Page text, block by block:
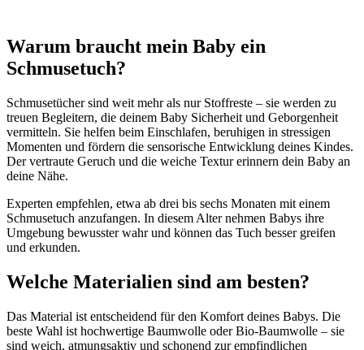
Warum braucht mein Baby ein
Schmusetuch?
Schmusetücher sind weit mehr als nur Stoffreste – sie werden zu
treuen Begleitern, die deinem Baby Sicherheit und Geborgenheit
vermitteln. Sie helfen beim Einschlafen, beruhigen in stressigen
Momenten und fördern die sensorische Entwicklung deines Kindes.
Der vertraute Geruch und die weiche Textur erinnern dein Baby an
deine Nähe.
Experten empfehlen, etwa ab drei bis sechs Monaten mit einem
Schmusetuch anzufangen. In diesem Alter nehmen Babys ihre
Umgebung bewusster wahr und können das Tuch besser greifen
und erkunden.
Welche Materialien sind am besten?
Das Material ist entscheidend für den Komfort deines Babys. Die
beste Wahl ist hochwertige Baumwolle oder Bio-Baumwolle – sie
sind weich, atmungsaktiv und schonend zur empfindlichen